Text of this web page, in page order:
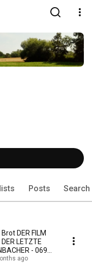
Posts Search
DER FILM
LETZTE
- 069
ago